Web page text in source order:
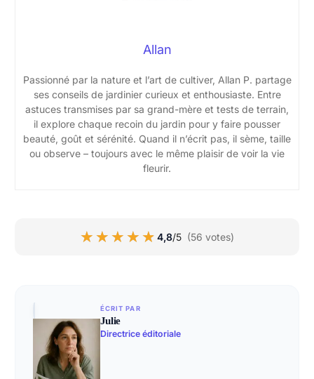
Allan
Passionné par la nature et l’art de cultiver, Allan P. partage
ses conseils de jardinier curieux et enthousiaste. Entre
astuces transmises par sa grand-mère et tests de terrain,
il explore chaque recoin du jardin pour y faire pousser
beauté, goût et sérénité. Quand il n’écrit pas, il sème, taille
ou observe – toujours avec le même plaisir de voir la vie
fleurir.
★★★★★
★★★★★ 4,8/5 (56 votes)
ÉCRIT PAR
Julie
Directrice éditoriale